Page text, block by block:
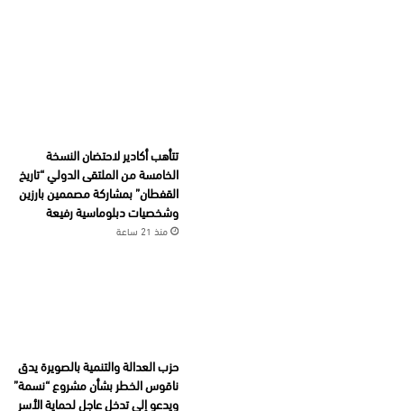
تتأهب أكادير لاحتضان النسخة
الخامسة من الملتقى الدولي “تاريخ
القفطان” بمشاركة مصممين بارزين
وشخصيات دبلوماسية رفيعة
منذ 21 ساعة
حزب العدالة والتنمية بالصويرة يدق
ناقوس الخطر بشأن مشروع “نسمة”
ويدعو إلى تدخل عاجل لحماية الأسر